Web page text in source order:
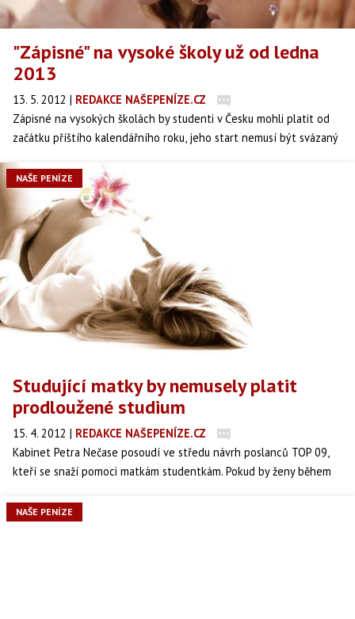
"Zápisné" na vysoké školy už od ledna
2013
13. 5. 2012 | REDAKCE NAŠEPENÍZE.CZ
Zápisné na vysokých školách by studenti v Česku mohli platit od
začátku příštího kalendářního roku, jeho start nemusí být svázaný
televizi připustil nový ministr školství Petr Fiala (nestr.).
NAŠE PENÍZE
Studující matky by nemusely platit
prodloužené studium
15. 4. 2012 | REDAKCE NAŠEPENÍZE.CZ
Kabinet Petra Nečase posoudí ve středu návrh poslanců TOP 09,
kteří se snaží pomoci matkám studentkám. Pokud by ženy během
zůstaly by jim studentské výhody.
NAŠE PENÍZE